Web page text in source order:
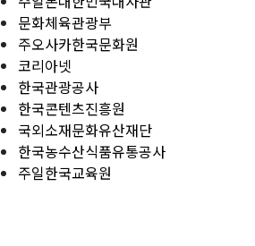
문화체육관광부
주오사카한국문화원
코리아넷
한국관광공사
한국콘텐츠진흥원
국외소재문화유산재단
한국농수산식품유통공사
주일한국교육원